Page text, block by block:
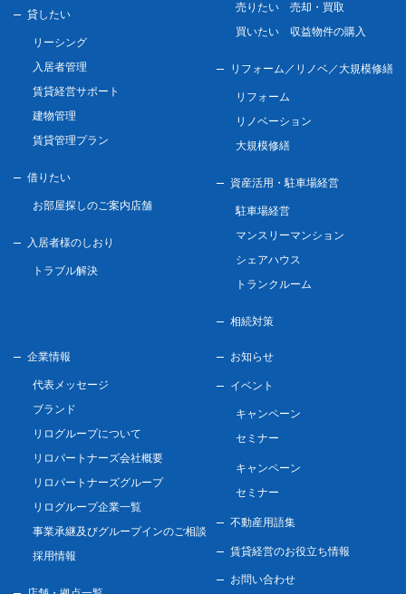
貸したい
リーシング
入居者管理
賃貸経営サポート
建物管理
賃貸管理プラン
借りたい
お部屋探しのご案内店舗
入居者様のしおり
トラブル解決
売りたい 売却・買取
買いたい 収益物件の購入
リフォーム／リノベ／ 大規模修繕
リフォーム
リノベーション
大規模修繕
資産活用・駐車場経営
駐車場経営
マンスリーマンション
シェアハウス
トランクルーム
相続対策
企業情報
代表メッセージ
ブランド
リログループについて
リロパートナーズ会社概要
リロパートナーズグループ
リログループ企業一覧
事業承継及びグループインのご相談
採用情報
お知らせ
イベント
キャンペーン
セミナー
キャンペーン
セミナー
不動産用語集
賃貸経営のお役立ち情報
お問い合わせ